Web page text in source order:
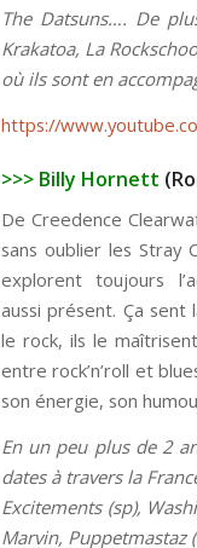
The Datsuns…. De
Krakatoa, La
où ils sont en
https://
>>> Billy Hornett
De Creedence
sans oublier les Stray
explorent toujours
aussi présent. Ça
le rock, ils le
entre rock’n’roll et
son énergie, son
En un peu plus de 2
dates à travers la
Excitements (sp),
Marvin, Puppetmastaz